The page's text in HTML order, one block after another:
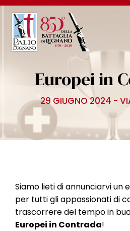
Europei in
29 GIUGNO 2024 -
Siamo lieti di annunciarvi un
per tutti gli appassionati di
trascorrere del tempo in
Europei in Contrada!